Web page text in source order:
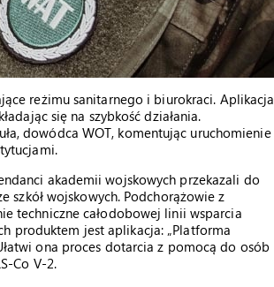
reżimu sanitarnego i biurokraci. Aplikacja
się na szybkość działania.
dowódca WOT, komentując uruchomienie
akademii wojskowych przekazali do
szkół wojskowych. Podchorążowie z
techniczne całodobowej linii wsparcia
produktem jest aplikacja: „Platforma
ona proces dotarcia z pomocą do osób
Co V-2.